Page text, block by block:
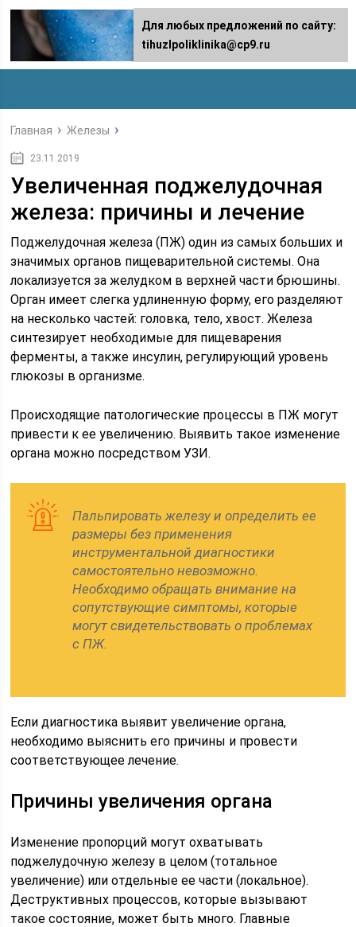
Главная Железы
23.11.2019
Увеличенная поджелудочная
железа: причины и лечение
Поджелудочная железа (ПЖ) один из самых больших и
значимых органов пищеварительной системы. Она
локализуется за желудком в верхней части брюшины.
Орган имеет слегка удлиненную форму, его разделяют
на несколько частей: головка, тело, хвост. Железа
синтезирует необходимые для пищеварения
ферменты, а также инсулин, регулирующий уровень
глюкозы в организме.
Происходящие патологические процессы в ПЖ могут
привести к ее увеличению. Выявить такое изменение
органа можно посредством УЗИ.
Пальпировать железу и определить ее
размеры без применения
инструментальной диагностики
самостоятельно невозможно.
Необходимо обращать внимание на
сопутствующие симптомы, которые
могут свидетельствовать о проблемах
с ПЖ.
Если диагностика выявит увеличение органа,
необходимо выяснить его причины и провести
соответствующее лечение.
Причины увеличения органа
Изменение пропорций могут охватывать
поджелудочную железу в целом (тотальное
увеличение) или отдельные ее части (локальное).
Деструктивных процессов, которые вызывают
такое состояние, может быть много. Главные
Для любых предложений по сайту:
tihuzlpoliklinika@cp9.ru